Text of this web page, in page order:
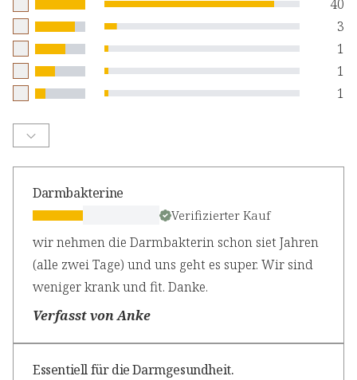
40
3
1
1
1
Darmbakterine
Verifizierter Kauf
wir nehmen die Darmbakterin schon siet Jahren
(alle zwei Tage) und uns geht es super. Wir sind
weniger krank und fit. Danke.
Verfasst von Anke
Essentiell für die Darmgesundheit.